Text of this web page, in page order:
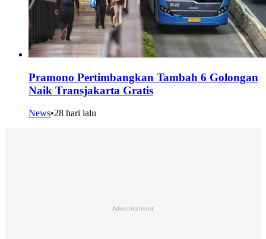
Pramono Pertimbangkan Tambah 6 Golongan
Naik Transjakarta Gratis
News•28 hari lalu
Advertisement